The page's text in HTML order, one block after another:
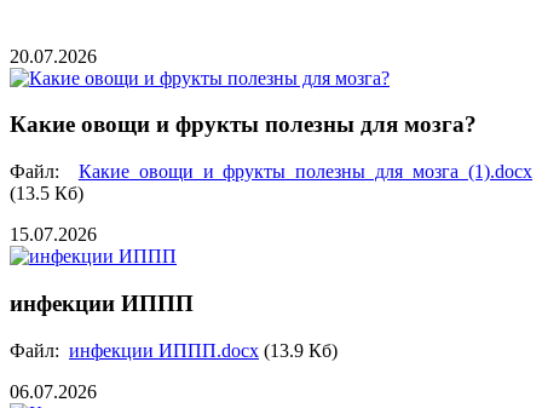
20.07.2026
Какие овощи и фрукты полезны для мозга?
Файл: Какие овощи и фрукты полезны для мозга (1).docx
(13.5 Кб)
15.07.2026
инфекции ИППП
Файл: инфекции ИППП.docx (13.9 Кб)
06.07.2026